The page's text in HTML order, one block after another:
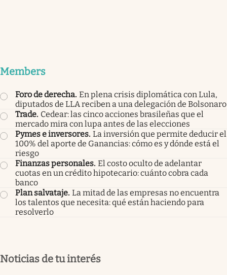
Members
Foro de derecha. En plena crisis diplomática con Lula,
diputados de LLA reciben a una delegación de Bolsonaro
Trade. Cedear: las cinco acciones brasileñas que el
mercado mira con lupa antes de las elecciones
Pymes e inversores. La inversión que permite deducir el
100% del aporte de Ganancias: cómo es y dónde está el
riesgo
Finanzas personales. El costo oculto de adelantar
cuotas en un crédito hipotecario: cuánto cobra cada
banco
Plan salvataje. La mitad de las empresas no encuentra
los talentos que necesita: qué están haciendo para
resolverlo
Noticias de tu interés